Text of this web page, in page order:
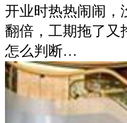
开业时热热闹闹，
翻倍，工期拖了又
怎么判断…